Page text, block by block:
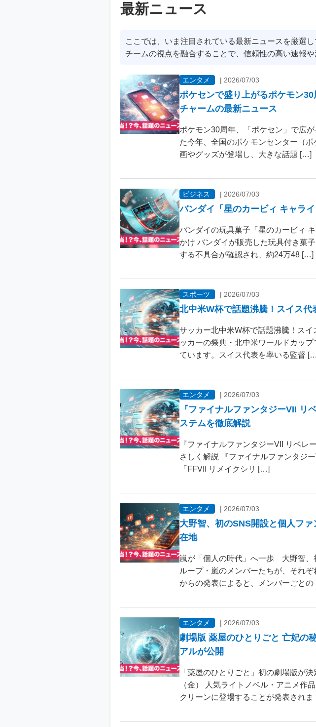
最新ニュース
ここでは、いま注目されている最新ニュースを厳選
チームの視点を融合することで、信頼性の高い速報
エンタメ | 2026/07/03
ポケセンで盛り上がるポケモン
チャームの最新ニュース
ポケモン30周年、「ポケセン」で広
た今年、全国のポケモンセンター（
画やグッズが登場し、大きな話題 […]
ビジネス | 2026/07/03
バンダイ「星のカービィ キャラ
バンダイの玩具菓子「星のカービィ
かけ バンダイが販売した玩具付き菓
する不具合が確認され、約24万48 […]
スポーツ | 2026/07/03
北中米W杯で話題沸騰！スイス
サッカー北中米W杯で話題沸騰！ス
ッカーの祭典・北中米ワールドカッ
ています。スイス代表を率いる監督
エンタメ | 2026/07/03
『ファイナルファンタジーVII リ
ステムを徹底解説
『ファイナルファンタジーVII リベ
さしく解説 『ファイナルファンタジ
「FFVII リメイクシリ […]
エンタメ | 2026/07/03
大野智、初のSNS開設と個人フ
在地
嵐が「個人の時代」へ一歩 大野智、
ループ・嵐のメンバーたちが、それ
からの発表によると、メンバーごと
エンタメ | 2026/07/03
劇場版 薬屋のひとりごと 亡妃の
アルが公開
「薬屋のひとりごと」初の劇場版が
（金） 人気ライトノベル・アニメ作
クリーンに登場することが発表され